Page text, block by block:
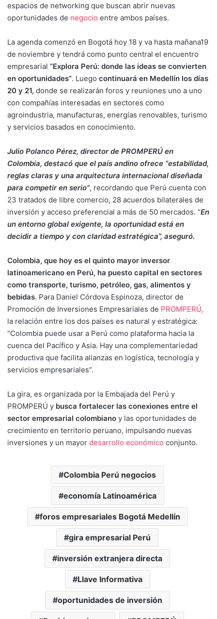
espacios de networking que buscan abrir nuevas
oportunidades de negocio entre ambos países.
La agenda comenzó en Bogotá hoy 18 y va hasta mañana19
de noviembre y tendrá como punto central el encuentro
empresarial “Explora Perú: donde las ideas se convierten
en oportunidades”. Luego continuará en Medellín los días
20 y 21, donde se realizarán foros y reuniones uno a uno
con compañías interesadas en sectores como
agroindustria, manufacturas, energías renovables, turismo
y servicios basados en conocimiento.
Julio Polanco Pérez, director de PROMPERÚ en
Colombia, destacó que el país andino ofrece “estabilidad,
reglas claras y una arquitectura internacional diseñada
para competir en serio”, recordando que Perú cuenta con
23 tratados de libre comercio, 28 acuerdos bilaterales de
inversión y acceso preferencial a más de 50 mercados. “En
un entorno global exigente, la oportunidad está en
decidir a tiempo y con claridad estratégica”, aseguró.
Colombia, que hoy es el quinto mayor inversor
latinoamericano en Perú, ha puesto capital en sectores
como transporte, turismo, petróleo, gas, alimentos y
bebidas. Para Daniel Córdova Espinoza, director de
Promoción de Inversiones Empresariales de PROMPERÚ,
la relación entre los dos países es natural y estratégica:
“Colombia puede usar a Perú como plataforma hacia la
cuenca del Pacífico y Asia. Hay una complementariedad
productiva que facilita alianzas en logística, tecnología y
servicios empresariales”.
La gira, es organizada por la Embajada del Perú y
PROMPERÚ y busca fortalecer las conexiones entre el
sector empresarial colombiano y las oportunidades de
crecimiento en territorio peruano, impulsando nuevas
inversiones y un mayor desarrollo económico conjunto.
Colombia Perú negocios
economía Latinoamérica
foros empresariales Bogotá Medellín
gira empresarial Perú
inversión extranjera directa
Llave Informativa
oportunidades de inversión